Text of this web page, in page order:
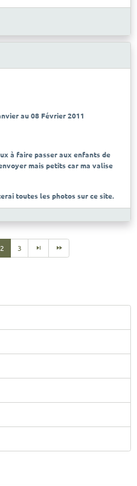
au 08 Février 2011
à faire passer aux enfants de
mais petits car ma valise
toutes les photos sur ce site.
2 3